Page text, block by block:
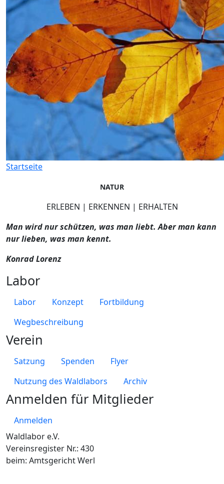
Startseite
Waldlabor e.V.
Vereinsregister Nr.: 430
beim: Amtsgericht Werl
NATUR
ERLEBEN | ERKENNEN | ERHALTEN
Man wird nur schützen, was man liebt. Aber man kann
nur lieben, was man kennt.
Konrad Lorenz
Labor
Labor Konzept
Fortbildung
Wegbeschreibung
Verein
Satzung Spenden
Flyer
Nutzung des Waldlabors
Archiv
Anmelden für Mitglieder
Anmelden